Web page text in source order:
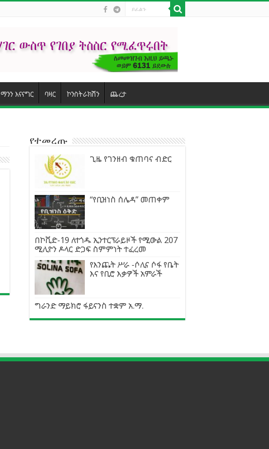
ማንን እናናግር ባዛር ኮንስትራክሽን ጨረታ
የተመረጡ
ጊዜ የገንዘብ ቁጠባና ብድር
“የቢዝነስ ሰሌዳ” መጠቀም
በኮቪድ-19 ለተጎዱ ኢንተርፕራይዞች የሚውል 207
ሚሊዮን ዶላር ድጋፍ ስምምነት ተፈረመ
የእንጨት ሥራ -ሶሊና ሶፋ የቤት
እና የቢሮ እቃዎች አምራች
ግራንድ ማይክሮ ፋይናንስ ተቋም አ.ማ.